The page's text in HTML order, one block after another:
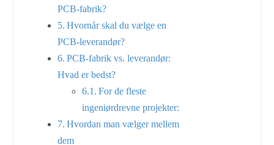
PCB-fabrik?
Hvornår skal du vælge en
PCB-leverandør?
PCB-fabrik vs. leverandør:
Hvad er bedst?
For de fleste
ingeniørdrevne projekter:
Hvordan man vælger mellem
dem